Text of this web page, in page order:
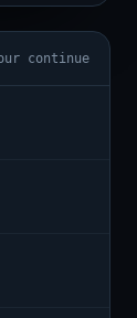
continue